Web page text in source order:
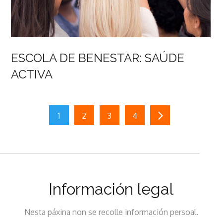
ESCOLA DE BENESTAR: SAÚDE
ACTIVA
Navegación
de
entradas
1 2 3 4
Información legal
Nesta páxina non se recolle información persoal.